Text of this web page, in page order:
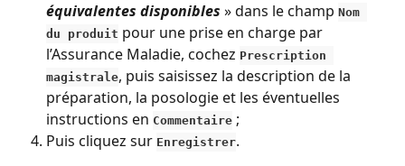
équivalentes disponibles » dans le champ Nom
du produit pour une prise en charge par
l’Assurance Maladie, cochez Prescription
magistrale, puis saisissez la description de la
préparation, la posologie et les éventuelles
instructions en Commentaire ;
Puis cliquez sur Enregistrer.